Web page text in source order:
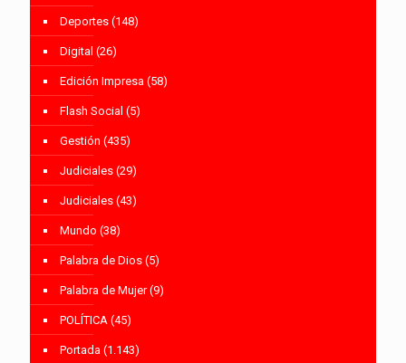
Deportes (148)
Digital (26)
Edición Impresa (58)
Flash Social (5)
Gestión (435)
Judiciales (29)
Judiciales (43)
Mundo (38)
Palabra de Dios (5)
Palabra de Mujer(9)
POLÍTICA (45)
Portada (1.143)